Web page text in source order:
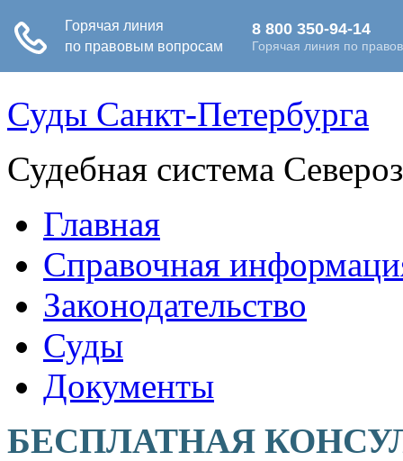
Суды Санкт-Петербурга
Судебная система
Главная
Справочная
Законодательство
Суды
Документы
БЕСПЛАТНАЯ